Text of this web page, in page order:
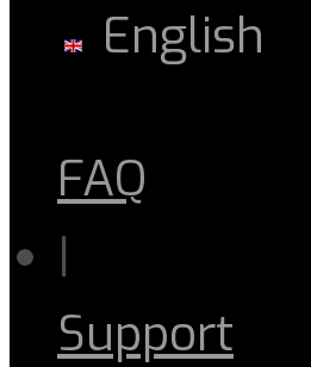
English
FAQ
|
Support